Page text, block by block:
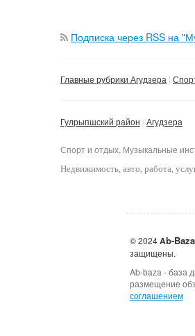
Подписка через RSS на
Главные рубрики Агудзера
Гулрыпшский район Агудзера
Спорт и отдых, Музыкальные
Недвижимость , авто, работа,
© 2024Ab-
защищены.
Ab-baza - база
размещение
соглашением